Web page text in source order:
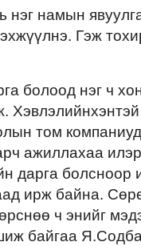
намын
Гэж
болоод нэг ч
том
ажиллахаа
дарга
ирж байна.
ч энийг
байгаа